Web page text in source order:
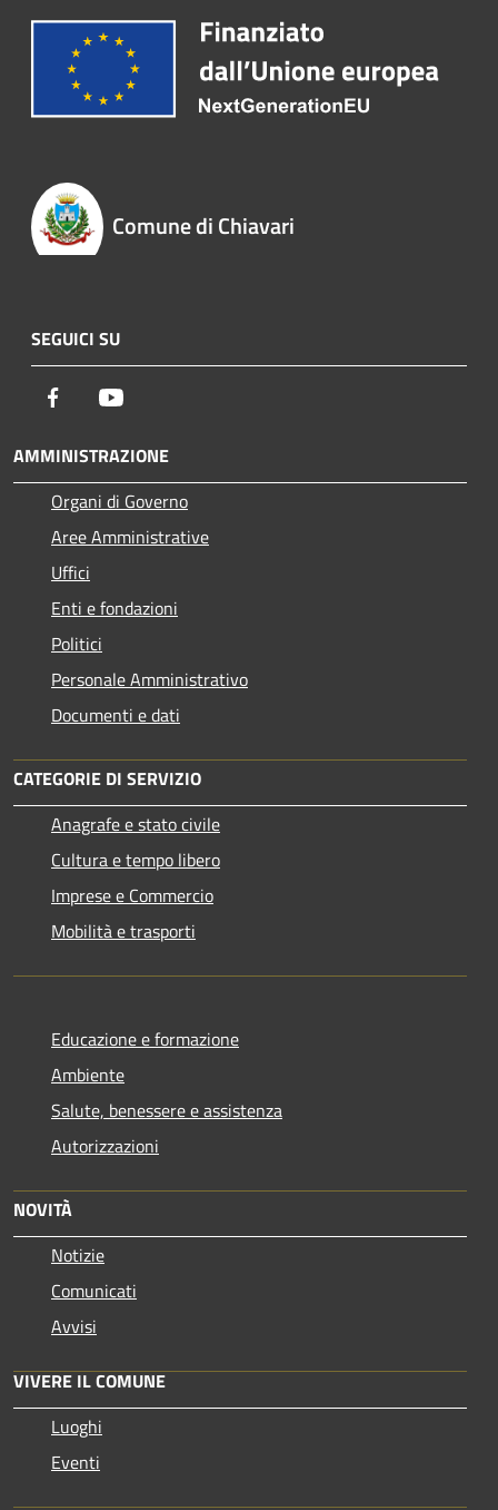
Comune di Chiavari
SEGUICI SU
Facebook
AMMINISTRAZIONE
Organi di Governo
Aree Amministrative
Uffici
Enti e fondazioni
Politici
Personale Amministrativo
Documenti e dati
CATEGORIE DI SERVIZIO
Anagrafe e stato civile
Cultura e tempo libero
Imprese e Commercio
Mobilità e trasporti
Educazione e formazione
Ambiente
Salute, benessere e assistenza
Autorizzazioni
NOVITÀ
Notizie
Comunicati
Avvisi
VIVERE IL COMUNE
Luoghi
Eventi